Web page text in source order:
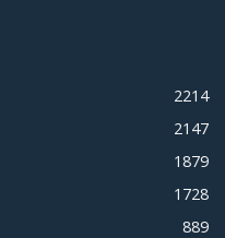
2214
2147
1879
1728
889